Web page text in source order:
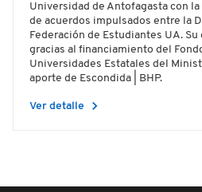
Universidad de Antofagasta con
de acuerdos impulsados entre la
Federación de Estudiantes UA.
gracias al financiamiento del
Universidades Estatales del
aporte de Escondida | BHP.
Ver detalle chevron_right